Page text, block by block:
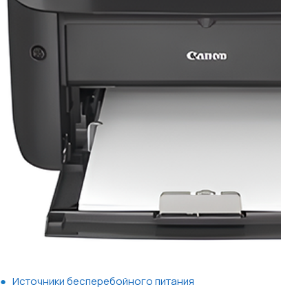
Источники бесперебойного питания